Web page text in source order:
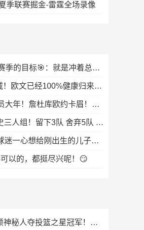
季联赛掘金-雷霆全场录像
VJ谈76人新赛季的目标🎯：就是冲着总冠军去的 要嘛就很菜
新赛季要发威！欧文已经100%健康归来！单挑依旧无解
2027自由球员大年！詹杜库欧约卡眉！这些人在一队必夺冠？
NBA同队历史三人组！留下3队 舍弃5队 你会怎么选？
笑死😂老詹球迷一心想给刚出生的儿子起名勒布朗（詹姆斯）
以的，都挺尽兴呢！😏
全明星：华盛顿神秘人夺投篮之星冠军！福德夺得三分大赛冠军！